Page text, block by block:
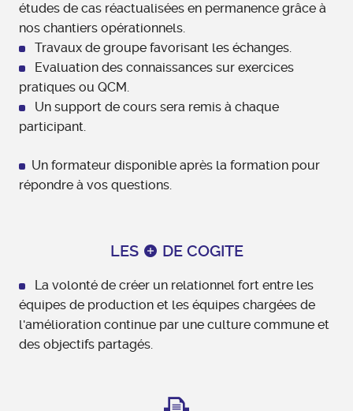
études de cas réactualisées en permanence grâce à
nos chantiers opérationnels.
Travaux de groupe favorisant les échanges.
Evaluation des connaissances sur exercices
pratiques ou QCM.
Un support de cours sera remis à chaque
participant.
Un formateur disponible après la formation pour
répondre à vos questions.
LES DE COGITE
La volonté de créer un relationnel fort entre les
équipes de production et les équipes chargées de
l'amélioration continue par une culture commune et
des objectifs partagés.